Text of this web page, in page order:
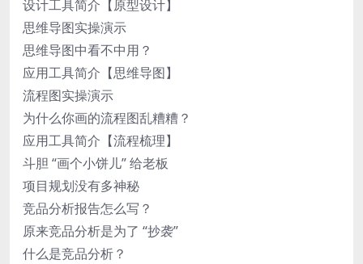
设计工具简介【原型设计】
思维导图实操演示
思维导图中看不中用？
应用工具简介【思维导图】
流程图实操演示
为什么你画的流程图乱糟糟？
应用工具简介【流程梳理】
斗胆 “画个小饼儿” 给老板
项目规划没有多神秘
竞品分析报告怎么写？
原来竞品分析是为了 “抄袭”
什么是竞品分析？